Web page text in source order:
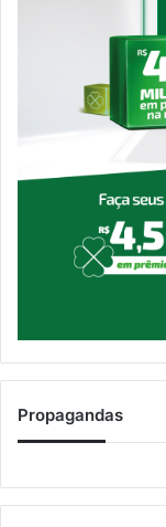
Propagandas